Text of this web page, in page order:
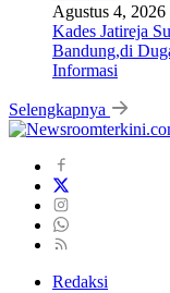
Agustus 4, 2026
Kades Jatireja
Bandung,di
Informasi
Selengkapnya
Redaksi